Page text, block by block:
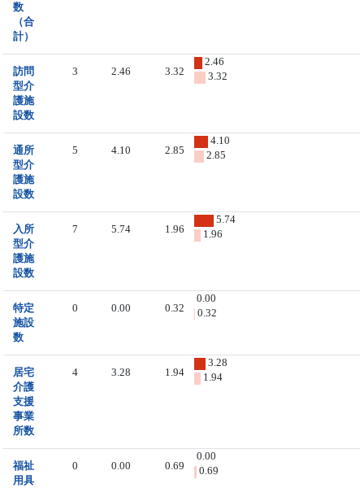
数
（合
計）
訪問
型介
護施
設数
3 2.46 3.32
2.46
3.32
通所
型介
護施
設数
5 4.10 2.85
4.10
2.85
入所
型介
護施
設数
7 5.74 1.96
5.74
1.96
特定
施設
数
0 0.00 0.32
0.00
0.32
居宅
介護
支援
事業
所数
4 3.28 1.94
3.28
1.94
福祉
用具
0 0.00 0.69
0.00
0.69